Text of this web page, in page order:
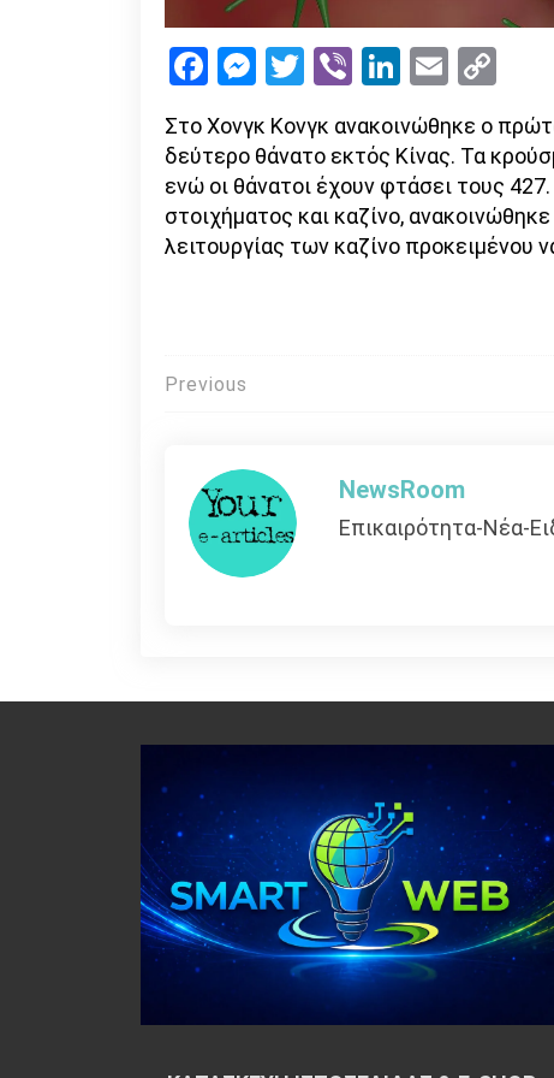
Facebook
Messenger
Twitter
ViberLinkedIn
Email
Link
Στο Χονγκ Κονγκ ανακοινώθηκε ο
δεύτερο θάνατο εκτός Κίνας. Τα
ενώ οι θάνατοι έχουν φτάσει τους
στοιχήματος και καζίνο,
λειτουργίας των καζίνο προκειμένου
Πλοήγηση
Previous
NewsRoom
Επικαιρότητα-Νέα-